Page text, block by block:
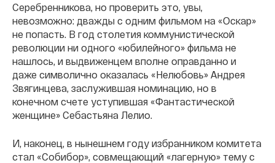
Серебренникова, но проверить это, увы,
невозможно: дважды с одним фильмом на «Оскар»
не попасть. В год столетия коммунистической
революции ни одного «юбилейного» фильма не
нашлось, и выдвиженцем вполне оправданно и
даже символично оказалась «Нелюбовь» Андрея
Звягинцева, заслужившая номинацию, но в
конечном счете уступившая «Фантастической
женщине» Себастьяна Лелио.
И, наконец, в нынешнем году избранником комитета
стал «Собибор», совмещающий «лагерную» тему с